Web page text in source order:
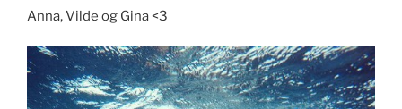
Anna, Vilde og Gina <3